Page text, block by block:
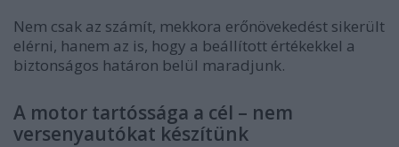
Nem csak az számít, mekkora erőnövekedést sikerült
elérni, hanem az is, hogy a beállított értékekkel a
biztonságos határon belül maradjunk.
A motor tartóssága a cél – nem
versenyautókat készítünk